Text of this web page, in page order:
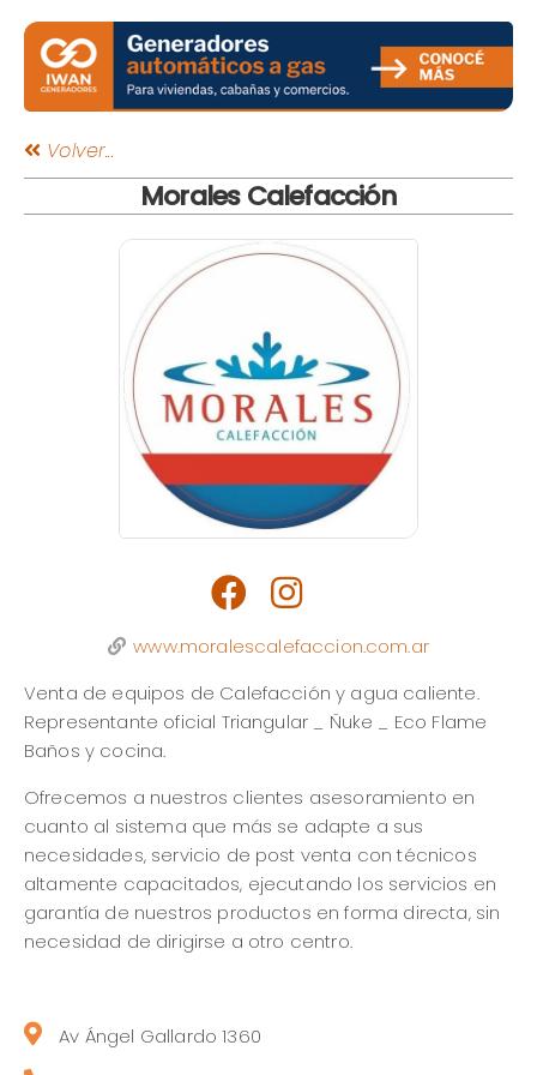
Volver...
Morales Calefacción
www.moralescalefaccion.com.ar
Venta de equipos de Calefacción y agua caliente.
Representante oficial Triangular _ Ñuke _ Eco Flame
Baños y cocina.
Ofrecemos a nuestros clientes asesoramiento en
cuanto al sistema que más se adapte a sus
necesidades, servicio de post venta con técnicos
altamente capacitados, ejecutando los servicios en
garantía de nuestros productos en forma directa, sin
necesidad de dirigirse a otro centro.
Av Ángel Gallardo 1360